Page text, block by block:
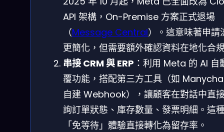
API 架構，On-Premise 方案正式退場
（Message Central）。這意味著申請
更簡化，但需要額外確認資料在地化合
串接 CRM 與 ERP ：利用 Meta 的 AI 自
覆功能，搭配第三方工具（如
自建 Webhook），讓顧客在對話中直
詢訂單狀態、庫存數量、發票明細。這
「免等待」體驗直接轉化為留存率。